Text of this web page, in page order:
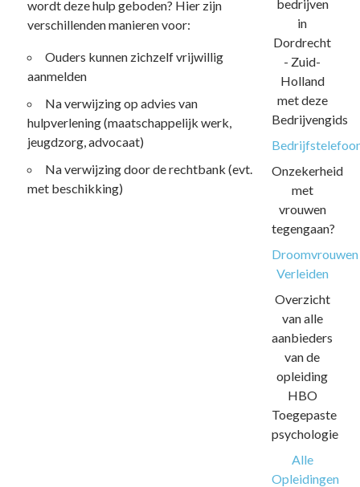
bedrijven
in
Dordrecht
- Zuid-
Holland
met deze
Bedrijvengids
Onzekerheid
met
vrouwen
tegengaan?
Droomvrouwen
Verleiden
Overzicht
van alle
aanbieders
van de
opleiding
HBO
Toegepaste
psychologie
Alle
Opleidingen
wordt deze hulp geboden? Hier zijn
verschillenden manieren voor:
Ouders kunnen zichzelf vrijwillig
aanmelden
Na verwijzing op advies van
hulpverlening (maatschappelijk werk,
jeugdzorg, advocaat)
Na verwijzing door de rechtbank (evt.
met beschikking)